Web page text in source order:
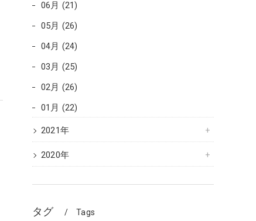
06月 (21)
05月 (26)
04月 (24)
03月 (25)
02月 (26)
01月 (22)
2021年
2020年
タグ Tags